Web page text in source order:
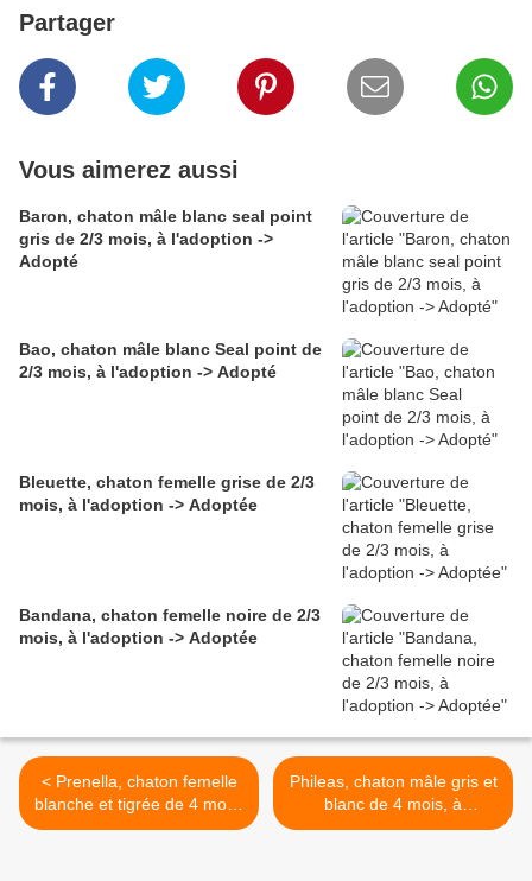
Partager
Vous aimerez aussi
Baron, chaton mâle blanc seal point
gris de 2/3 mois, à l'adoption ->
Adopté
Bao, chaton mâle blanc Seal point de
2/3 mois, à l'adoption -> Adopté
Bleuette, chaton femelle grise de 2/3
mois, à l'adoption -> Adoptée
Bandana, chaton femelle noire de 2/3
mois, à l'adoption -> Adoptée
< Prenella, chaton femelle
blanche et tigrée de 4 mois,
à l'adoption -> adoptée
Phileas, chaton mâle gris et
blanc de 4 mois, à
l'adoption -> adopté >